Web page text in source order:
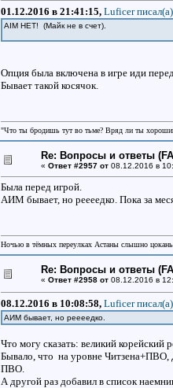
01.12.2016 в 21:41:15, Luficer писал(a)
AIM НЕТ! (Майк не в счет).
Опция была включена в игре иди
Бывает такой косячок.
"Что ты бродишь тут во тьме? Вряд ли ты
Re: Вопросы и ответы
« Ответ #2957 от08.12.2016 в
Была перед игрой.
АИМ бывает, но реееедко. Пока за
Ночью в тёмных переулках Астаны слышно
Re: Вопросы и ответы
« Ответ #2958 от08.12.2016 в
08.12.2016 в 10:08:58, Luficer писал(a)
АИМ бывает, но реееедко.
Что могу сказать: великий корейский
Бывало, что на уровне
ПВО.
А другой раз добавил в список